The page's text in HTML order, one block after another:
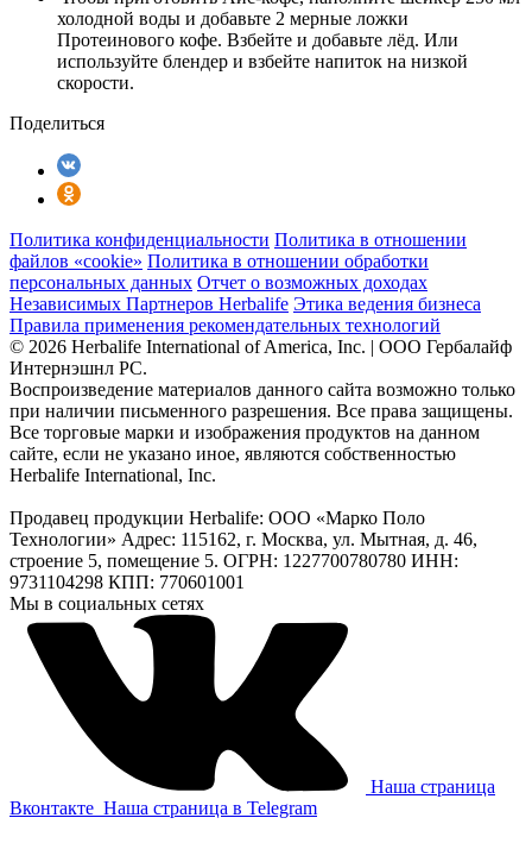
холодной воды и добавьте 2 мерные ложки
Протеинового кофе. Взбейте и добавьте лёд. Или
используйте блендер и взбейте напиток на низкой
скорости.
Поделиться
Политика конфиденциальности Политика в отношении
файлов «cookie» Политика в отношении обработки
персональных данных Отчет о возможных доходах
Независимых Партнеров Herbalife Этика ведения бизнеса
Правила применения рекомендательных технологий
© 2026 Herbalife International of America, Inc. | ООО Гербалайф
Интернэшнл РС.
Воспроизведение материалов данного сайта возможно только
при наличии письменного разрешения. Все права защищены.
Все торговые марки и изображения продуктов на данном
сайте, если не указано иное, являются собственностью
Herbalife International, Inc.
Продавец продукции Herbalife: ООО «Марко Поло
Технологии» Адрес: 115162, г. Москва, ул. Мытная, д. 46,
строение 5, помещение 5. ОГРН: 1227700780780 ИНН:
9731104298 КПП: 770601001
Мы в социальных сетях
Наша страница
Вконтакте Наша страница в Telegram